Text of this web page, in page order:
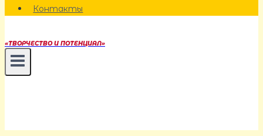
Контакты
«ТВОРЧЕСТВО И ПОТЕНЦИАЛ»